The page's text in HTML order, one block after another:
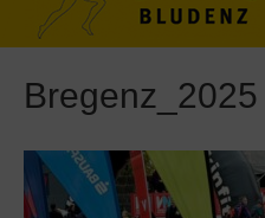
Bregenz_2025